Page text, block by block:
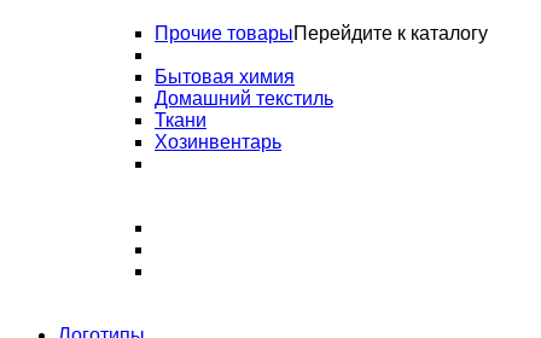
Прочие товарыПерейдите к каталогу
Бытовая химия
Домашний текстиль
Ткани
Хозинвентарь